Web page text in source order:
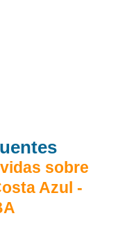
sobre
Azul -